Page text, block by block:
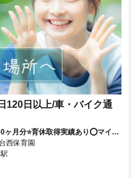
120日以上/車・バイク通
月分⭐育休取得実績あり⭕マイカ
せんか？
西保育園